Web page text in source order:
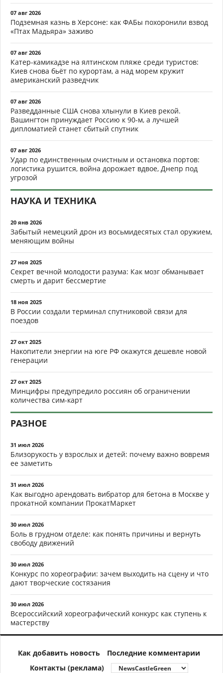
07 авг 2026
Подземная казнь в Херсоне: как ФАБы похоронили взвод
«Птах Мадьяра» заживо
07 авг 2026
Катер-камикадзе на ялтинском пляже среди туристов:
Киев снова бьёт по курортам, а над морем кружит
американский разведчик
07 авг 2026
Разведданные США снова хлынули в Киев рекой.
Вашингтон принуждает Россию к 90-м, а лучшей
дипломатией станет сбитый спутник
07 авг 2026
Удар по единственным очистным и остановка портов:
логистика рушится, война дорожает вдвое, Днепр под
угрозой
НАУКА И ТЕХНИКА
20 янв 2026
Забытый немецкий дрон из восьмидесятых стал оружием,
меняющим войны
27 ноя 2025
Секрет вечной молодости разума: Как мозг обманывает
смерть и дарит бессмертие
18 ноя 2025
В России создали терминал спутниковой связи для
поездов
27 окт 2025
Накопители энергии на юге РФ окажутся дешевле новой
генерации
27 окт 2025
Минцифры предупредило россиян об ограничении
количества сим-карт
РАЗНОЕ
31 июл 2026
Близорукость у взрослых и детей: почему важно вовремя
ее заметить
31 июл 2026
Как выгодно арендовать вибратор для бетона в Москве у
прокатной компании ПрокатМаркет
30 июл 2026
Боль в грудном отделе: как понять причины и вернуть
свободу движений
30 июл 2026
Конкурс по хореографии: зачем выходить на сцену и что
дают творческие состязания
30 июл 2026
Всероссийский хореографический конкурс как ступень к
мастерству
Как добавить новость
Последние комментарии
Контакты (реклама)